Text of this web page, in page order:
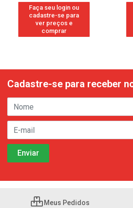
Faça seu login ou
cadastre-se para
ver preços e
comprar
Cadastre-se para receber
Meus Pedidos